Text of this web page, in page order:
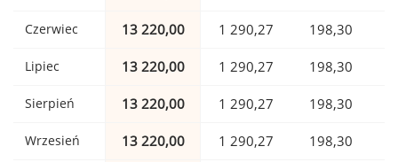
Czerwiec 13 220,00 1 290,27 198,30
Lipiec 13 220,00 1 290,27 198,30
Sierpień 13 220,00 1 290,27 198,30
Wrzesień 13 220,00 1 290,27 198,30